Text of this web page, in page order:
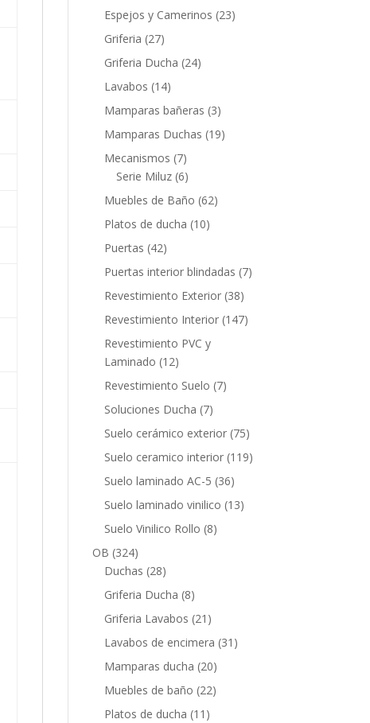
producto
Espejos y Camerinos 2323
Griferia 2727
productos
Griferia Ducha 2424
Lavabos 1414
productos
Mamparas bañeras 33
productos
Mamparas Duchas 1919
Mecanismos 77
productos
Serie Miluz 66
productos
Muebles de Baño 6262
Platos de ducha 1010
Puertas 4242
productos
Puertas interior blindadas 77
Revestimiento Exterior 3838
productos
Revestimiento Interior 147147
Revestimiento PVC y
Laminado 1212
productos
Revestimiento Suelo 77
Soluciones Ducha 77
productos
Suelo cerámico exterior 7575
productos
Suelo ceramico interior 119119
Suelo laminado AC-5 3636
productos
Suelo laminado vinilico 1313
Suelo Vinilico Rollo 88
OB 324324
productos
Duchas 2828
productos
Griferia Ducha 88
productos
Griferia Lavabos 21 21
productos
Lavabos de encimera 31 31
Mamparas ducha 2020
productos
Muebles de baño 2222
Platos de ducha 11 11